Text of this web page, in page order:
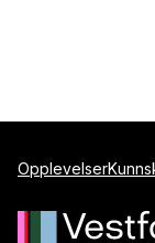
Opplevelser